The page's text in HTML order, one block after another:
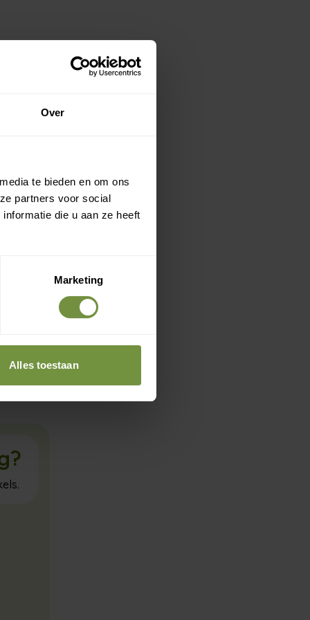
Over
te bieden en om ons
partners voor social
die u aan ze heeft
Marketing
Alles toestaan
fysio
stappen